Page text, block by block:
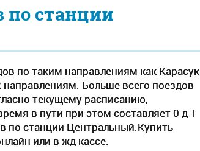
по станции
по таким направлениям как Карасук
Больше всего поездов
текущему расписанию,
в пути при этом составляет 0 д 1
по станции Центральный.Купить
или в жд кассе.